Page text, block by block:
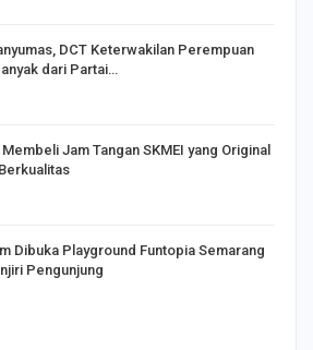
DCT Keterwakilan Perempuan
dari Partai…
Jam Tangan SKMEI yang Original
Dibuka Playground Funtopia Semarang
Pengunjung